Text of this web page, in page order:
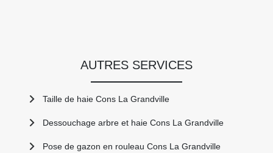
AUTRES SERVICES
Taille de haie Cons La Grandville
Dessouchage arbre et haie Cons La Grandville
Pose de gazon en rouleau Cons La Grandville